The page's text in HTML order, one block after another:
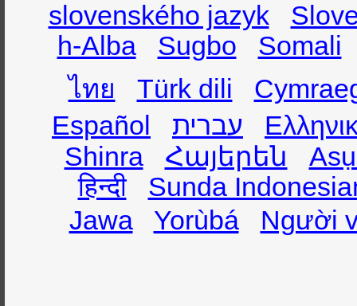
slovenského jazyk
h-Alba
Sugbo
Somali
ไทย
Türk dili
Español
עברית
Shinra
Հայերեն
हिन्दी
Sunda
Jawa
Yorùbá Người